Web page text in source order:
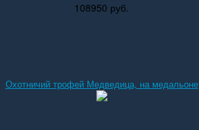
108950 руб.
Охотничий трофей Медведица, на медальоне